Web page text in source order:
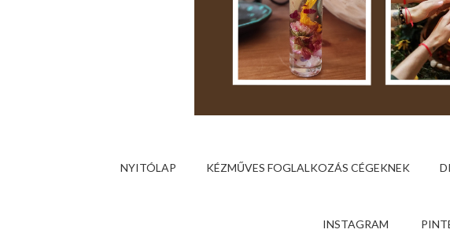
NYITÓLAP KÉZMŰVES FOGLALKOZÁS CÉGEKNEK
INSTAGRAM